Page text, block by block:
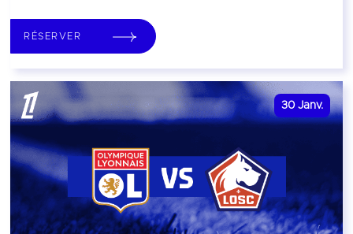
RÉSERVER
30 Janv.